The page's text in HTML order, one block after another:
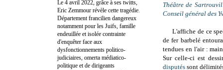
Théâtre de
Conseil général des
L'affiche de ce
de fer barbelé
tendues en l'air :
Sur celle-ci est
disputés sont
Le 4 avril 2022, grâce à ses twitts,
Eric Zemmour révèle cette tragédie.
Département francilien dangereux
notamment pour les Juifs, famille
endeuillée et isolée contrainte
d'enquêter face aux
dysfonctionnements politico-
judiciaires, omerta médiatico-
politique et de dirigeants